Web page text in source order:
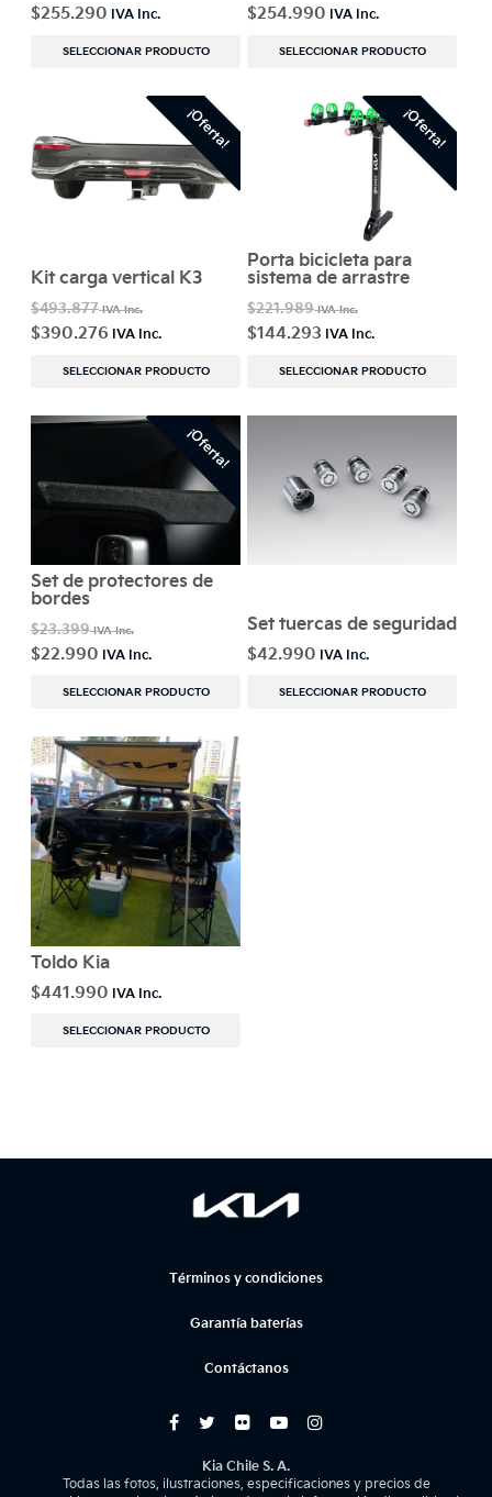
$255.290
SELECCIONAR PRODUCTO
$254.990
SELECCIONAR PRODUCTO
¡Oferta!
Kit carga vertical K3
$493.877
$390.276
SELECCIONAR PRODUCTO
¡Oferta!
Porta bicicleta para
sistema de arrastre
$221.989
$144.293
SELECCIONAR PRODUCTO
¡Oferta!
Set de protectores de
bordes
$23.399
$22.990
SELECCIONAR PRODUCTO
Set tuercas de seguridad
$42.990
SELECCIONAR PRODUCTO
Toldo Kia
$441.990
SELECCIONAR PRODUCTO
Términos y condiciones
Garantía baterías
Contáctanos
Kia Chile S. A.
Todas las fotos, ilustraciones, especificaciones y precios de